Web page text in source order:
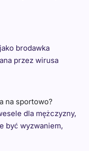
brodawka
przez wirusa
na sportowo?
dla mężczyzny,
być wyzwaniem,